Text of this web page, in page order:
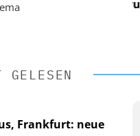
KI-fähigen Steuerung
GELESEN
Frankfurt: neue